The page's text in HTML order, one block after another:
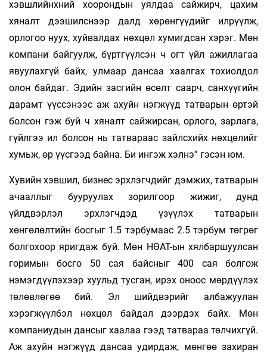
хэвшлийнхний хоорондын уялдаа сайжирч, цахим
хяналт дээшилснээр далд хөрөнгүүдийг илрүүлж,
орлогоо нуух, хуйвалдах нөхцөл хумигдсан хэрэг. Мөн
компани бай­гуулж, бүртгүүлсэн ч огт үйл ажиллагаа
явуулахгүй байх, улмаар дансаа хаалгах то­хиолдол
олон байдаг. Эдийн засгийн өсөлт саарч, санхүүгийн
дарамт үүссэнээс аж ахуйн нэгжүүд татварын өртэй
болсон гэж буй ч хяналт сайжирсан, орлого, зарлага,
гүйлгээ ил болсон нь татвараас зайлсхийх нөхцөлийг
хумьж, өр үүсгээд байна. Би ингэж хэлнэ” гэсэн юм.
Хувийн хэвшил, бизнес эрхлэгчдийг дэмжих, татварын
ачааллыг бууруулах зорилгоор жижиг, дунд
үйлдвэрлэл эрхлэгчдэд үзүүлэх татварын
хөнгөлөлтийн босгыг 1.5 тэрбумаас 2.5 тэрбум төгрөг
болгохоор яригдаж буй. Мөн НӨАТ-ын хялбаршуулсан
горимын босго 50 сая байсныг 400 сая болгож
нэмэгдүүлэхээр хуульд тус­ган, ирэх оноос мөрдүүлэх
төлөвлөгөө бий. Эл шийдвэрийг албажуулан
хэрэгжүүлбэл нөхцөл байдал дээрдэх байх. Мөн
компаниудын дансыг хаалаа гээд татвараа төлчихгүй.
Аж ахуйн нэгжүүд дансаа удирдаж, мөнгөө захиран